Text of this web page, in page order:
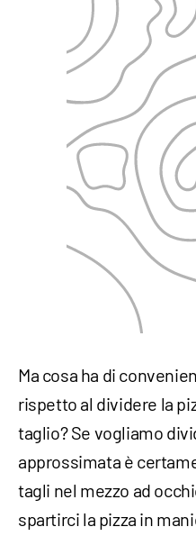
Ma cosa ha di
rispetto al dividere la
taglio? Se vogliamo
approssimata è
tagli nel mezzo ad
spartirci la pizza in